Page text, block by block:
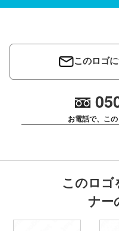
このロゴ
お電話で、こ
このロゴ
ナー